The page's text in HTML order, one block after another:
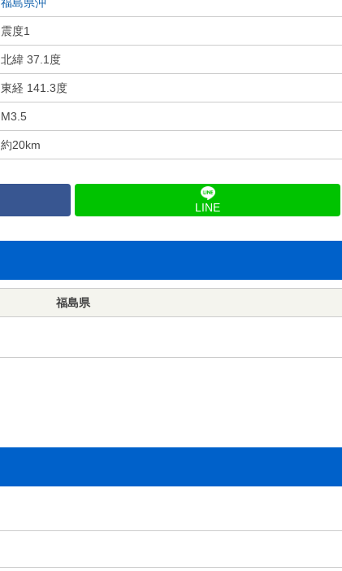
震度1
北緯 37.1度
東経 141.3度
M3.5
約20km
LINE
福島県